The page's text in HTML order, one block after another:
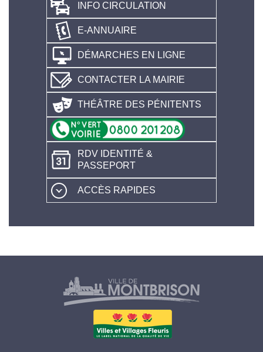
INFO CIRCULATION
E-ANNUAIRE
DÉMARCHES EN LIGNE
CONTACTER LA MAIRIE
THÉÂTRE DES PÉNITENTS
RDV IDENTITÉ &
PASSEPORT
ACCÈS RAPIDES